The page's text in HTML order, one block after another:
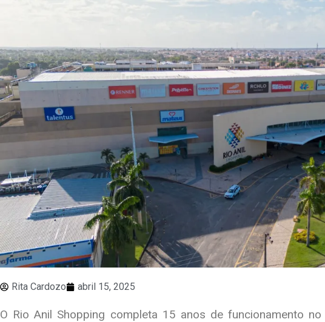
Rita Cardozo abril 15, 2025
O Rio Anil Shopping completa 15 anos de funcionamento